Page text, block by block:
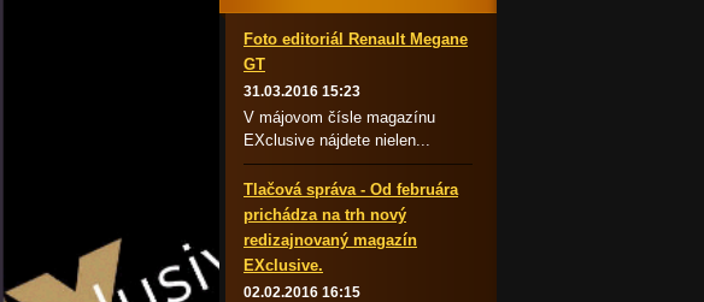
Foto editoriál Renault Megane
GT
31.03.2016 15:23
V májovom čísle magazínu
EXclusive nájdete nielen...
Tlačová správa - Od februára
prichádza na trh nový
redizajnovaný magazín
EXclusive.
02.02.2016 16:15